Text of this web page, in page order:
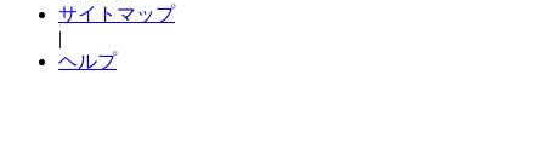
サイトマップ
|
ヘルプ